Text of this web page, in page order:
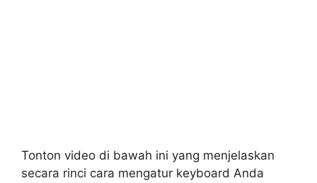
Tonton video di bawah ini yang menjelaskan
secara rinci cara mengatur keyboard Anda